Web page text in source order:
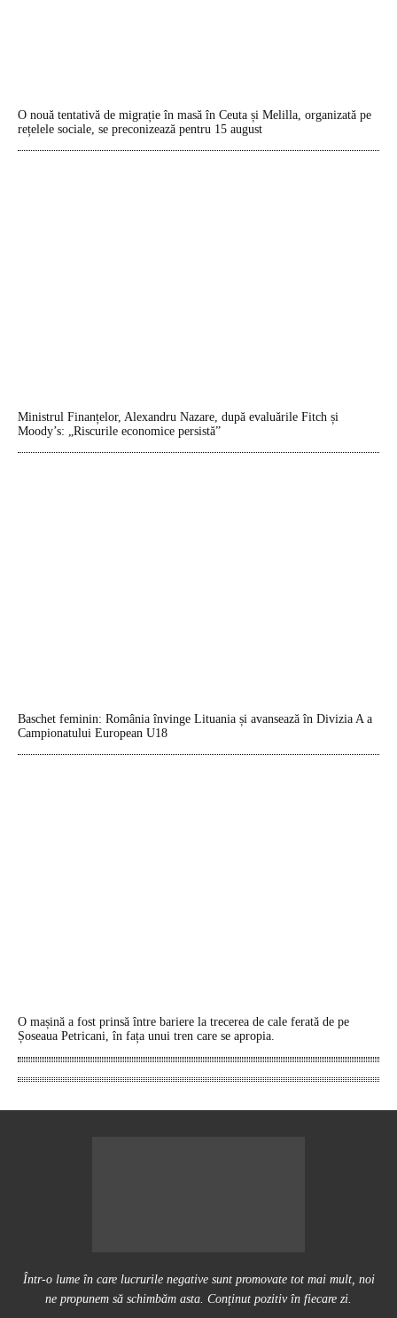
O nouă tentativă de migrație în masă în Ceuta și Melilla, organizată pe
rețelele sociale, se preconizează pentru 15 august
Ministrul Finanțelor, Alexandru Nazare, după evaluările Fitch și
Moody’s: „Riscurile economice persistă”
Baschet feminin: România învinge Lituania și avansează în Divizia A a
Campionatului European U18
O mașină a fost prinsă între bariere la trecerea de cale ferată de pe
Șoseaua Petricani, în fața unui tren care se apropia.
Într-o lume în care lucrurile negative sunt promovate tot mai mult, noi
ne propunem să schimbăm asta. Conţinut pozitiv în fiecare zi.